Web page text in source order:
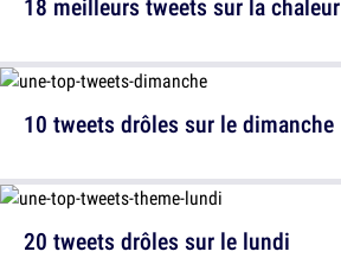
18 meilleurs tweets sur la chaleur
20 tweets drôles sur le lundi
10 tweets drôles sur le dimanche